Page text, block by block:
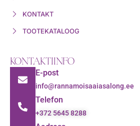
KONTAKT
TOOTEKATALOOG
KONTAKTIINFO
E-post
info@rannamoisaaiasalong.ee
Telefon
+372 5645 8288